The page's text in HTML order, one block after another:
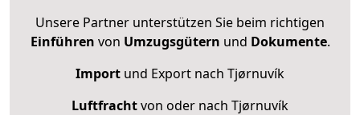
Unsere Partner unterstützen Sie beim richtigen
Einführen von Umzugsgütern und Dokumente.
Import und Export nach Tjørnuvík
Luftfrachtvon oder nach Tjørnuvík